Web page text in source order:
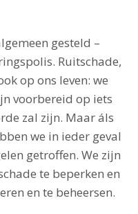
gesteld –
Ruitschade,
op ons leven: we
voorbereid op iets
zal zijn. Maar áls
we in ieder geval
getroffen. We zijn
te beperken en
en te beheersen.